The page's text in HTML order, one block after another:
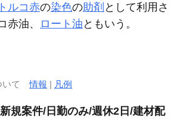
トルコ赤の染色の助剤 として利用さ
赤油、
ロート油 ともいう。
いて情報 | 凡例
規案件/日勤のみ/週休2日/建材配